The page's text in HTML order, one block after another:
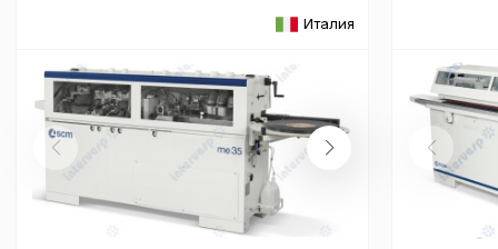
Италия